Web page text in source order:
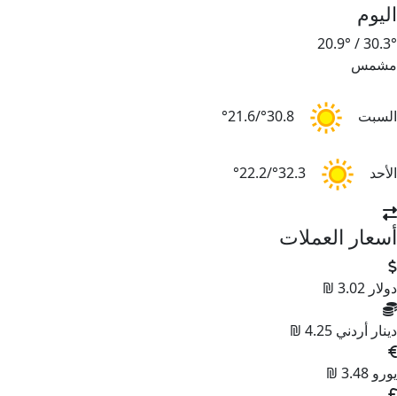
اليوم
30.3°
/
20.9°
مشمس
السبت 30.8°/21.6°
الأحد 32.3°/22.2°
أسعار العملات
دولار 3.02 ₪
دينار أردني 4.25 ₪
يورو 3.48 ₪